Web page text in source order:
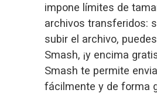
impone límites de
archivos transferidos:
subir el archivo,
Smash, ¡y encima
Smash te permite
fácilmente y de forma